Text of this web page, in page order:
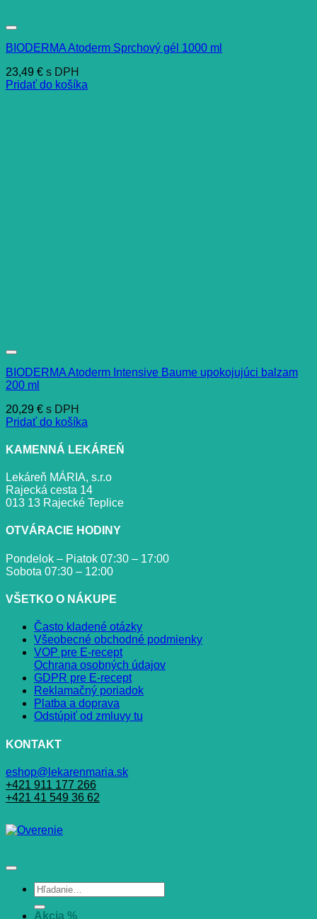
BIODERMA Atoderm Sprchový gél 1000 ml
23,49 € s DPH
Pridať do košíka
BIODERMA Atoderm Intensive Baume upokojujúci balzam
200 ml
20,29 € s DPH
Pridať do košíka
KAMENNÁ LEKÁREŇ
Lekáreň MÁRIA, s.r.o
Rajecká cesta 14
013 13 Rajecké Teplice
OTVÁRACIE HODINY
Pondelok – Piatok 07:30 – 17:00
Sobota 07:30 – 12:00
VŠETKO O NÁKUPE
Často kladené otázky
Všeobecné obchodné podmienky
VOP pre E-recept
Ochrana osobných údajov
GDPR pre E-recept
Reklamačný poriadok
Platba a doprava
Odstúpiť od zmluvy tu
KONTAKT
eshop@lekarenmaria.sk
+421 911 177 266
+421 41 549 36 62
Hľadať:
Akcia %